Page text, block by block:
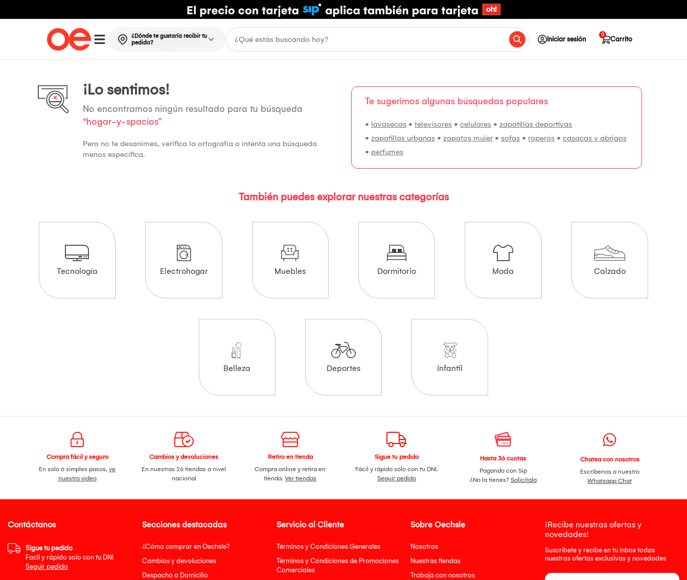
¿Dónde te gustaría recibir tu
pedido?
Iniciar sesión Carrito
0
¡Lo sentimos!
No encontramos ningún resultado para tu búsqueda
“hogar-y-spacios”
Pero no te desanimes, verifica la ortografía o intenta una búsqueda
menos específica.
Te sugerimos algunas búsquedas populares
• lavasecas • televisores • celulares • zapatillas deportivas
• zapatillas urbanas • zapatos mujer • sofas • roperos • casacas y abrigos
• perfumes
También puedes explorar nuestras categorías
Tecnología Electrohogar Muebles Dormitorio Moda Calzado
Belleza Deportes Infantil
Compra fácil y seguro
En solo 6 simples pasos,ve
nuestro video
Cambios y devoluciones
En nuestras 26 tiendas a nivel
nacional
Retiro en tienda
Compra online y retira en
tienda.Ver tiendas
Sigue tu pedido
Fácil y rápido sólo con tu DNI.
Seguir pedido
Hasta 36 cuotas
Pagando con Sip
¿No la tienes? Solicítala
Chatea con nosotros
Escríbenos a nuestro
Whatsapp Chat
Secciones destacadas
¿Cómo comprar en Oechsle?
Cambios y devoluciones
Despacho a Domicilio
Servicio al Cliente
Términos y Condiciones Generales
Términos y Condiciones de Promociones
Comerciales
Sobre Oechsle
Nosotros
Nuestras tiendas
Trabaja con nosotros
¡Recibe nuestras ofertas y
novedades!
Suscríbete y recibe en tu inbox todas
nuestras ofertas exclusivas y novedades
Contáctanos
Sigue tu pedido
Facil y rápido solo con tu DNI
Seguir pedido